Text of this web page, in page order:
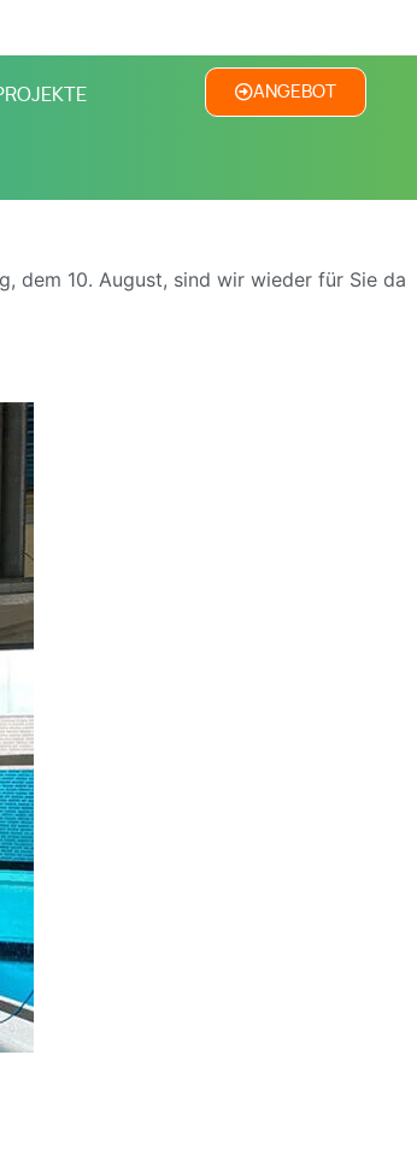
ANGEBOT
dem 10. August, sind wir wieder für Sie da